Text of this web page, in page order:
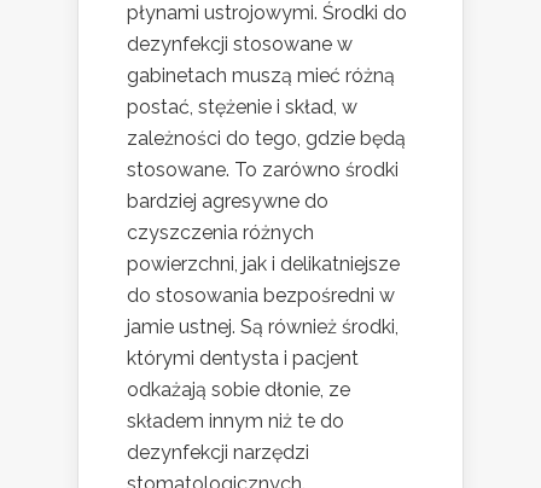
płynami ustrojowymi. Środki do
dezynfekcji stosowane w
gabinetach muszą mieć różną
postać, stężenie i skład, w
zależności do tego, gdzie będą
stosowane. To zarówno środki
bardziej agresywne do
czyszczenia różnych
powierzchni, jak i delikatniejsze
do stosowania bezpośredni w
jamie ustnej. Są również środki,
którymi dentysta i pacjent
odkażają sobie dłonie, ze
składem innym niż te do
dezynfekcji narzędzi